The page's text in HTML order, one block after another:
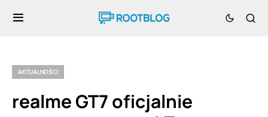
AKTUALNOŚCI
realme GT7 oficjalnie